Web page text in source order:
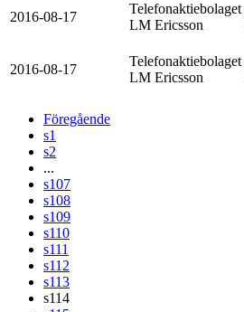
2016-08-17
Telefonaktiebolaget
LM Ericsson
2016-08-17
Telefonaktiebolaget
LM Ericsson
Föregående
s1
s2
...
s107
s108
s109
s110
s111
s112
s113
s114